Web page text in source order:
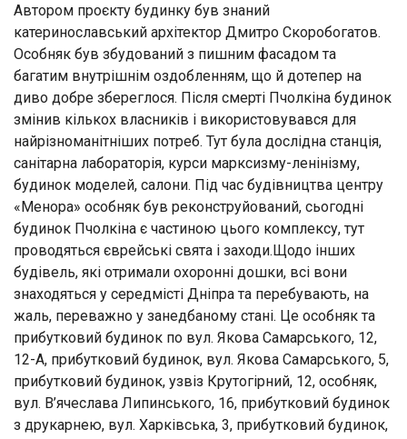
Автором проєкту будинку був знаний
катеринославський архітектор Дмитро Скоробогатов.
Особняк був збудований з пишним фасадом та
багатим внутрішнім оздобленням, що й дотепер на
диво добре збереглося. Після смерті Пчолкіна будинок
змінив кількох власників і використовувався для
найрізноманітніших потреб. Тут була дослідна станція,
санітарна лабораторія, курси марксизму-ленінізму,
будинок моделей, салони. Під час будівництва центру
«Менора» особняк був реконструйований, сьогодні
будинок Пчолкіна є частиною цього комплексу, тут
проводяться єврейські свята і заходи.Щодо інших
будівель, які отримали охоронні дошки, всі вони
знаходяться у середмісті Дніпра та перебувають, на
жаль, переважно у занедбаному стані. Це особняк та
прибутковий будинок по вул. Якова Самарського, 12,
12-А, прибутковий будинок, вул. Якова Самарського, 5,
прибутковий будинок, узвіз Крутогірний, 12, особняк,
вул. В’ячеслава Липинського, 16, прибутковий будинок
з друкарнею, вул. Харківська, 3, прибутковий будинок,